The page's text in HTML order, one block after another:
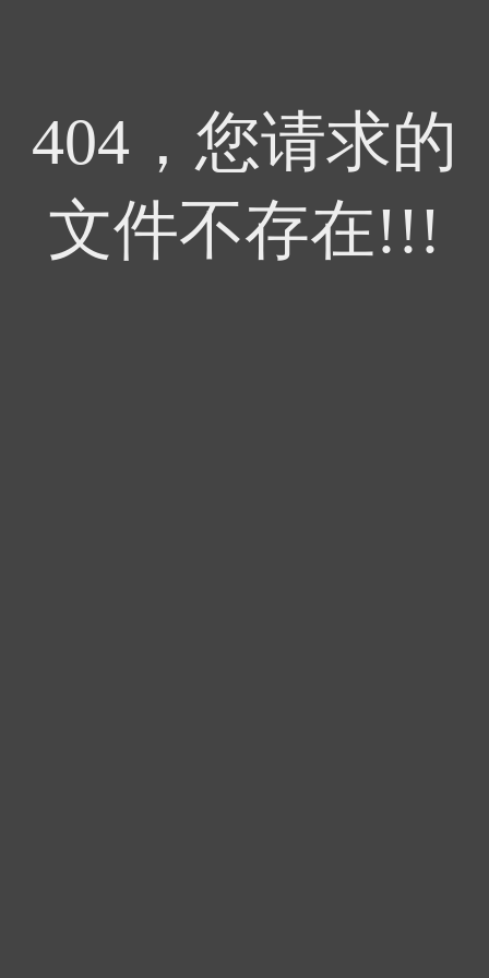
404，您请求的
文件不存在!!!